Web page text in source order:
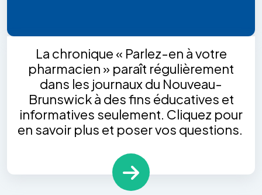
La chronique « Parlez-en à votre
pharmacien » paraît régulièrement
dans les journaux du Nouveau-
Brunswick à des fins éducatives et
informatives seulement. Cliquez pour
en savoir plus et poser vos questions.